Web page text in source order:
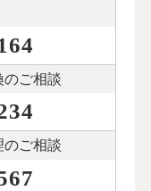
のご相談
のご相談